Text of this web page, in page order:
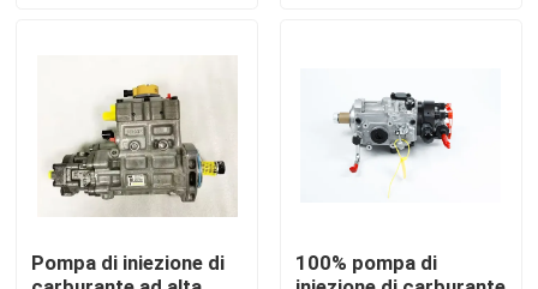
Escavatore Spare Part
CAT Spare Parts
Parti di ricambio del motore
Pompa di iniezione di
100% pompa di